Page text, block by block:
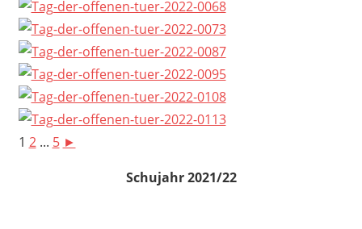
1 2 ... 5 ►
Schujahr 2021/22